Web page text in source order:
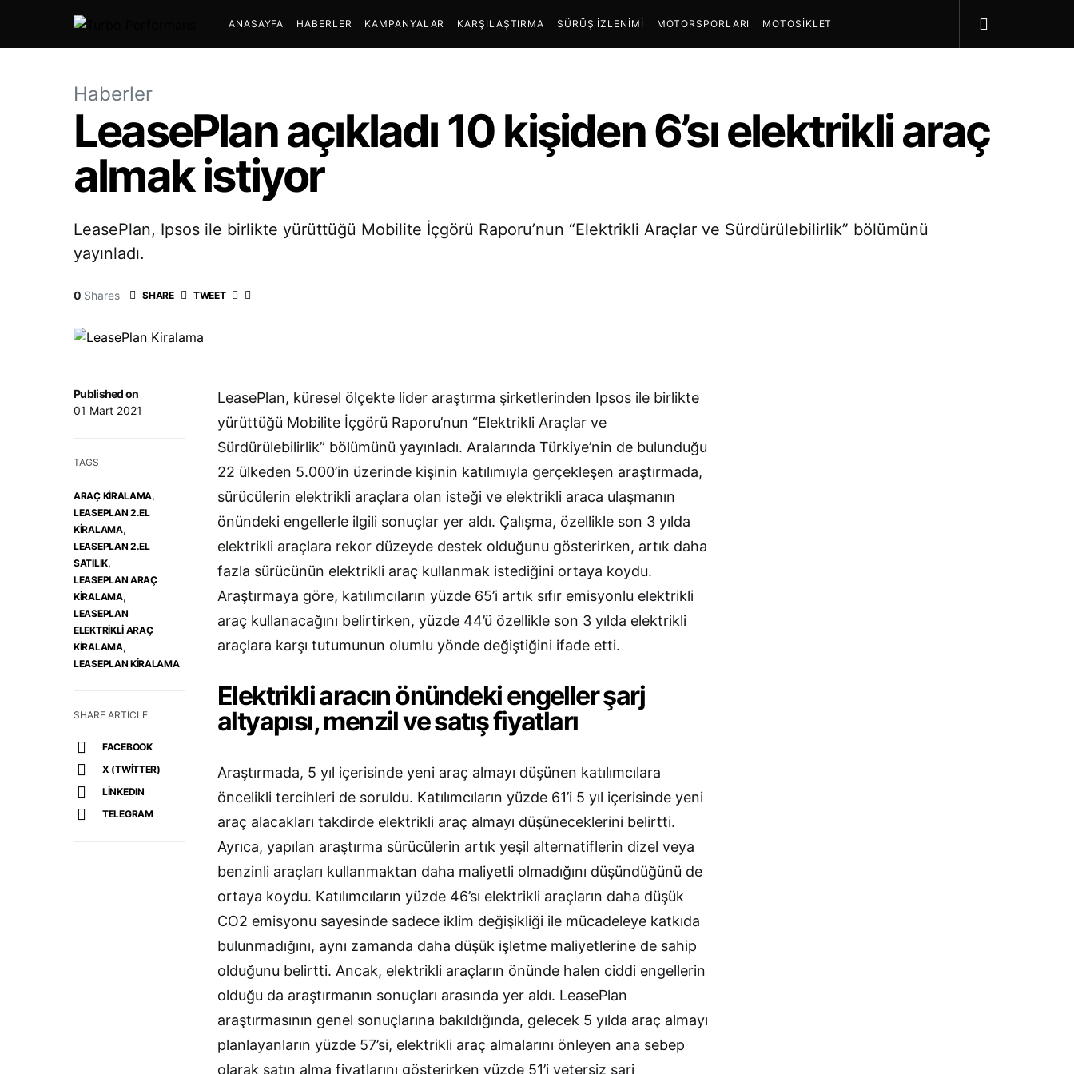
ANASAYFA HABERLER KAMPANYALAR KARŞILAŞTIRMA SÜRÜŞ İZLENIMI MOTORSPORLARI MOTOSIKLET
Haberler
LeasePlan açıkladı 10 kişiden 6’sı elektrikli araç
almak istiyor
LeasePlan, Ipsos ile birlikte yürüttüğü Mobilite İçgörü Raporu’nun “Elektrikli Araçlar ve Sürdürülebilirlik” bölümünü
yayınladı.
0 Shares SHARE TWEET
Published on
01 Mart 2021
TAGS
ARAÇ KIRALAMA,
LEASEPLAN 2.EL
KIRALAMA,
LEASEPLAN 2.EL
SATILIK,
LEASEPLAN ARAÇ
KIRALAMA,
LEASEPLAN
ELEKTRIKLI ARAÇ
KIRALAMA,
LEASEPLAN KIRALAMA
SHARE ARTICLE
FACEBOOK
X (TWITTER)
LINKEDIN
TELEGRAM
LeasePlan, küresel ölçekte lider araştırma şirketlerinden Ipsos ile birlikte
yürüttüğü Mobilite İçgörü Raporu’nun “Elektrikli Araçlar ve
Sürdürülebilirlik” bölümünü yayınladı. Aralarında Türkiye’nin de bulunduğu
22 ülkeden 5.000’in üzerinde kişinin katılımıyla gerçekleşen araştırmada,
sürücülerin elektrikli araçlara olan isteği ve elektrikli araca ulaşmanın
önündeki engellerle ilgili sonuçlar yer aldı. Çalışma, özellikle son 3 yılda
elektrikli araçlara rekor düzeyde destek olduğunu gösterirken, artık daha
fazla sürücünün elektrikli araç kullanmak istediğini ortaya koydu.
Araştırmaya göre, katılımcıların yüzde 65’i artık sıfır emisyonlu elektrikli
araç kullanacağını belirtirken, yüzde 44’ü özellikle son 3 yılda elektrikli
araçlara karşı tutumunun olumlu yönde değiştiğini ifade etti.
Elektrikli aracın önündeki engeller şarj
altyapısı, menzil ve satış fiyatları
Araştırmada, 5 yıl içerisinde yeni araç almayı düşünen katılımcılara
öncelikli tercihleri de soruldu. Katılımcıların yüzde 61’i 5 yıl içerisinde yeni
araç alacakları takdirde elektrikli araç almayı düşüneceklerini belirtti.
Ayrıca, yapılan araştırma sürücülerin artık yeşil alternatiflerin dizel veya
benzinli araçları kullanmaktan daha maliyetli olmadığını düşündüğünü de
ortaya koydu. Katılımcıların yüzde 46’sı elektrikli araçların daha düşük
CO2 emisyonu sayesinde sadece iklim değişikliği ile mücadeleye katkıda
bulunmadığını, aynı zamanda daha düşük işletme maliyetlerine de sahip
olduğunu belirtti. Ancak, elektrikli araçların önünde halen ciddi engellerin
olduğu da araştırmanın sonuçları arasında yer aldı. LeasePlan
araştırmasının genel sonuçlarına bakıldığında, gelecek 5 yılda araç almayı
planlayanların yüzde 57’si, elektrikli araç almalarını önleyen ana sebep
olarak satın alma fiyatlarını gösterirken yüzde 51’i yetersiz şarj